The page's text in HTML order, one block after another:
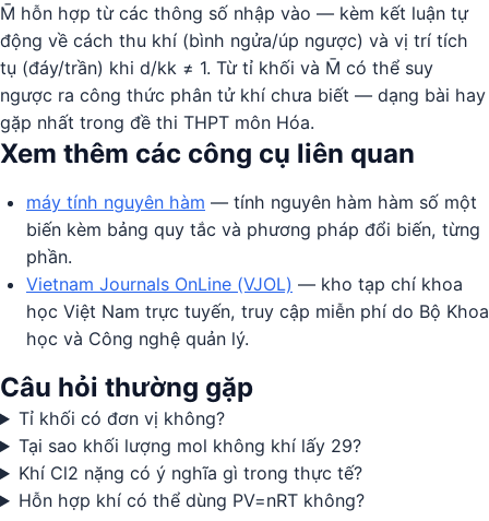
M̄ hỗn hợp từ các thông số nhập vào — kèm kết luận tự
động về cách thu khí (bình ngửa/úp ngược) và vị trí tích
tụ (đáy/trần) khi d/kk ≠ 1. Từ tỉ khối và M̄ có thể suy
ngược ra công thức phân tử khí chưa biết — dạng bài hay
gặp nhất trong đề thi THPT môn Hóa.
Xem thêm các công cụ liên quan
máy tính nguyên hàm — tính nguyên hàm hàm số một
biến kèm bảng quy tắc và phương pháp đổi biến, từng
phần.
Vietnam Journals OnLine (VJOL) — kho tạp chí khoa
học Việt Nam trực tuyến, truy cập miễn phí do Bộ Khoa
học và Công nghệ quản lý.
Câu hỏi thường gặp
Tỉ khối có đơn vị không?
Tại sao khối lượng mol không khí lấy 29?
Khí Cl2 nặng có ý nghĩa gì trong thực tế?
Hỗn hợp khí có thể dùng PV=nRT không?